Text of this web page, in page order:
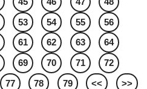
53 54 55
56
61 62 63
64
69 70 71
72
77 78 79 << >>